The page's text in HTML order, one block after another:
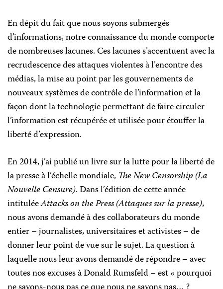
En dépit du fait que nous soyons submergés
d’informations, notre connaissance du monde comporte
de nombreuses lacunes. Ces lacunes s’accentuent avec la
recrudescence des attaques violentes à l’encontre des
médias, la mise au point par les gouvernements de
nouveaux systèmes de contrôle de l’information et la
façon dont la technologie permettant de faire circuler
l’information est récupérée et utilisée pour étouffer la
liberté d’expression.
En 2014, j’ai publié un livre sur la lutte pour la liberté de
la presse à l’échelle mondiale, The New Censorship (La
Nouvelle Censure). Dans l’édition de cette année
intituléeAttacks on the Press (Attaques sur la presse),
nous avons demandé à des collaborateurs du monde
entier – journalistes, universitaires et activistes – de
donner leur point de vue sur le sujet. La question à
laquelle nous leur avons demandé de répondre – avec
toutes nos excuses à Donald Rumsfeld – est « pourquoi